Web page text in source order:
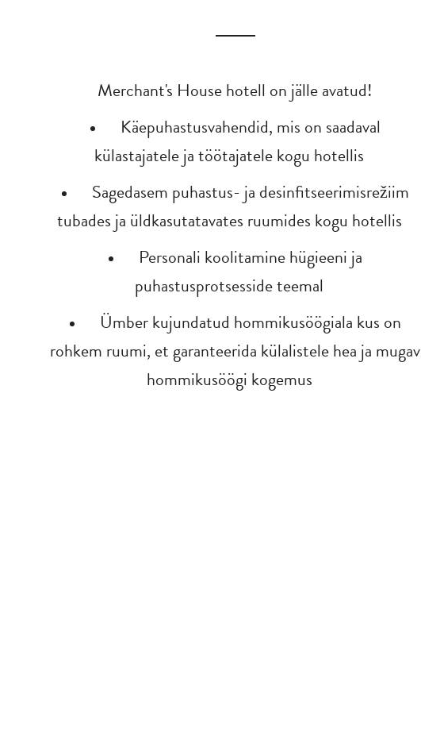
Merchant's House hotell on jälle avatud!
Käepuhastusvahendid, mis on saadaval
külastajatele ja töötajatele kogu hotellis
Sagedasem puhastus- ja desinfitseerimisrežiim
tubades ja üldkasutatavates ruumides kogu hotellis
Personali koolitamine hügieeni ja
puhastusprotsesside teemal
Ümber kujundatud hommikusöögiala kus on
rohkem ruumi, et garanteerida külalistele hea ja mugav
hommikusöögi kogemus